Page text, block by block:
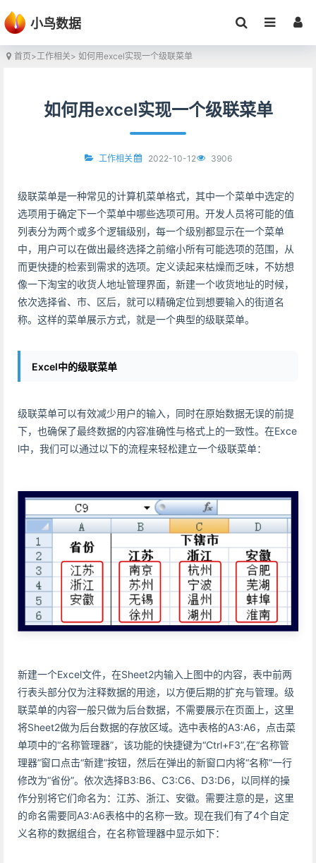
小鸟数据
首页>工作相关> 如何用excel实现一个级联菜单
如何用excel实现一个级联菜单
工作相关 2022-10-12 3906
级联菜单是一种常见的计算机菜单格式，其中一个菜单中选定的
选项用于确定下一个菜单中哪些选项可用。开发人员将可能的值
列表分为两个或多个逻辑级别，每一个级别都显示在一个菜单
中，用户可以在做出最终选择之前缩小所有可能选项的范围，从
而更快捷的检索到需求的选项。定义读起来枯燥而乏味，不妨想
像一下淘宝的收货人地址管理界面，新建一个收货地址的时候，
依次选择省、市、区后，就可以精确定位到想要输入的街道名
称。这样的菜单展示方式，就是一个典型的级联菜单。
Excel中的级联菜单
级联菜单可以有效减少用户的输入，同时在原始数据无误的前提
下，也确保了最终数据的内容准确性与格式上的一致性。在Exce
l中，我们可以通过以下的流程来轻松建立一个级联菜单：
新建一个Excel文件，在Sheet2内输入上图中的内容，表中前两
行表头部分仅为注释数据的用途，以方便后期的扩充与管理。级
联菜单的内容一般只做为后台数据，不需要展示在页面上，这里
将Sheet2做为后台数据的存放区域。选中表格的A3:A6，点击菜
单项中的“名称管理器”，该功能的快捷键为“Ctrl+F3”,在“名称管
理器”窗口点击“新建”按钮，然后在弹出的新窗口内将“名称”一行
修改为“省份”。依次选择B3:B6、C3:C6、D3:D6，以同样的操
作分别将它们命名为：江苏、浙江、安徽。需要注意的是，这里
的命名需要同A3:A6表格中的名称一致。现在我们有了4个自定
义名称的数据组合，在名称管理器中显示如下：